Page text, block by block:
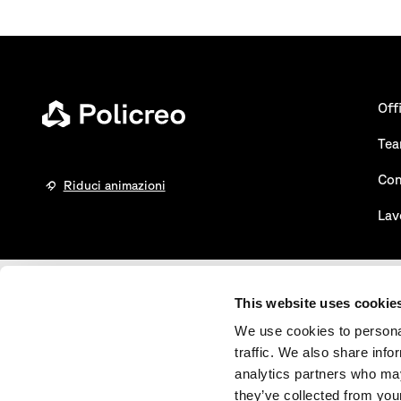
This website uses
We use cookies to
traffic. We also share
analytics partners who
they’ve collected from
Riduci animazioni
UNI EN ISO 9001:2015
certificato n° 50 100 3605 - REV. 007